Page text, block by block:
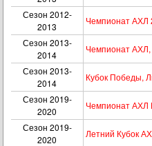
Сезон 2012-
2013
Чемпионат АХЛ
Сезон 2013-
2014
Чемпионат
Сезон 2013-
2014
Кубок Победы,
Сезон 2019-
2020
Чемпионат АХЛ
Сезон 2019-
2020
Летний Кубок